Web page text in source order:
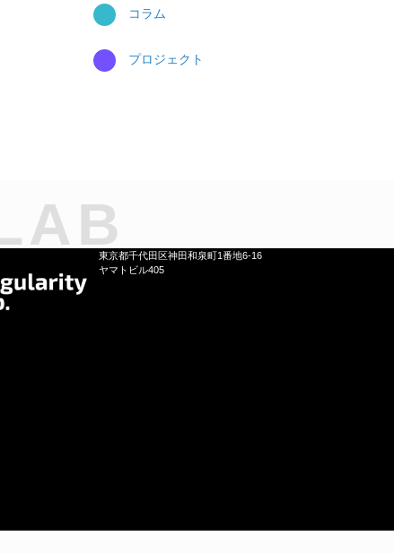
コラム
プロジェクト
東京都千代田区神田和泉町1番地6-16
ヤマトビル405